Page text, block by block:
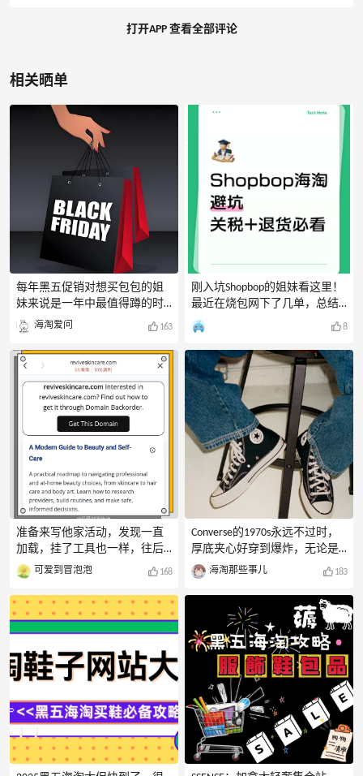
打开APP 查看全部评论
相关晒单
每年黑五促销对想买包包的姐
妹来说是一年中最值得蹲的时
候。那2026黑五海淘包包哪个
网站折扣大？简单结合之前的
活动情况，帮大家梳理几家值
得蹲折扣的包包海淘网站，仅
供参考呀！Coach：Coach奥莱
美网黑五期间折扣力度非常
大，2-5折是常态，黑五还有额
外折扣。不过需要注意，Coach
奥莱官网对转运地址比较**，
址，成功率会高一些。
ToryBurch：其实tb去年已经开
了“部分正价商品、新品也参
与”的先例。2026年黑五很可能
继续将部分当季新品或热门款
纳入“额外7折”的范围，像
Fleming、Kira等系列的热门颜色
和尺寸都有可能参与活动。
MichaelKo
海淘爱问 163
准备来写他家活动，发现一直
加载，挂了工具也一样，往后
就变成了报错页面，Revive是不
是网站维护啊？看来今天没办
法发力写帖子了！看页面提示
像是域名主页有问题？商家居
然都不知道自己网站打不开了
也不需要密码，结算登录需要
验证码，邮箱验证，跟之前的
逊账号，它家安保居然做得这
么牛，以验证码收取登录账
号，不用担心账号被人误登，
就是平时太卡了，感觉挂不挂
可爱到冒泡泡 168
刚入坑Shopbop的姐妹看这里！
最近在烧包网下了几单，总结
一下关税和退货的坑。直邮中
国满$300免运费，不满要$20的
运费，重点在关税！结算时收
的关-税可能比实际高，如果海-
关收得少，Shopbop会退差价。
记得注意邮件，退款会通知。
还有退货要注意，只要你有取
消订单或者退货，这单的返利
就可能泡汤。特别是从返利平
台跳转的，清cookies、清购物
车再下单，别用礼品卡和未授
权的码，不然返利容易跟丢。
单件商品最好也别超过2件，容
易被砍。总之，shopbop退货需
谨慎，能不退就不退，省钱第
一。有啥问题可以邮件客服，
回复挺快的。
8
Converse的1970s永远不过时，
厚底夹心好穿到爆炸，无论是
搭配牛仔裤还是连衣裙都能轻
松驾驭。作为鞋柜里的常青
树，今天给大家分享可以海淘
买到匡威鞋的网站，想省钱入
手Converse的小伙伴们可以看看
哦。Converse官网有5折加额外5
折的好价，尺码款式都很全。
但是美国官网不支持直邮中
国，需用转运，下单有难度。
ASOS有额外7到8折，支持直邮
中国，价格含税，清关省心。
支持支付宝、微信支付，学生
认证还有额外9折优惠，非常适
海淘那些事儿 183